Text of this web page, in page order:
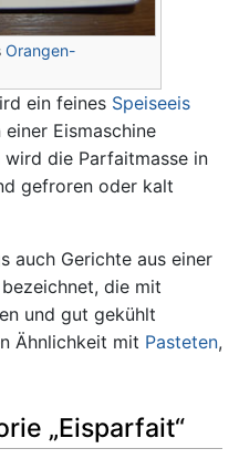
Orangen-
ein feines Speiseeis
Eismaschine
die Parfaitmasse in
gefroren oder kalt
auch Gerichte aus einer
bezeichnet, die mit
und gut gekühlt
Ähnlichkeit mit Pasteten,
„Eisparfait“